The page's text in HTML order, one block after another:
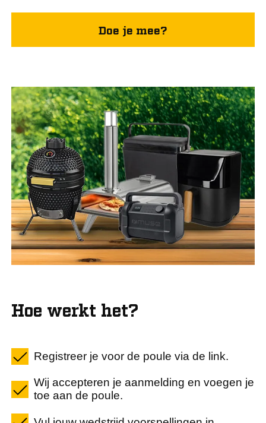
Doe je mee?
Hoe werkt het?
Registreer je voor de poule via de link.
Wij accepteren je aanmelding en voegen je
toe aan de poule.